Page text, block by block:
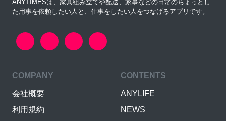
ANYTIMESは、家具組み立てや配送、家事などの日常のちょっとし
た用事を依頼したい人と、仕事をしたい人をつなげるアプリです。
COMPANY
会社概要
利用規約
CONTENTS
ANYLIFE
NEWS